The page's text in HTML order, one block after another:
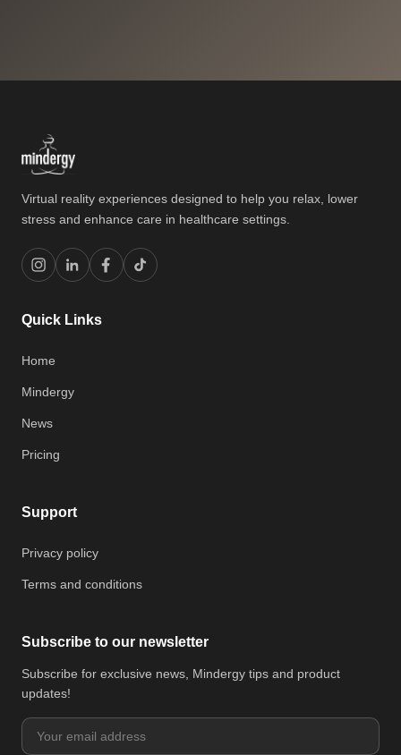
Virtual reality experiences designed to help you relax, lower
stress and enhance care in healthcare settings.
Quick Links
Home
Mindergy
News
Pricing
Support
Privacy policy
Terms and conditions
Subscribe to our newsletter
Subscribe for exclusive news, Mindergy tips and product
updates!